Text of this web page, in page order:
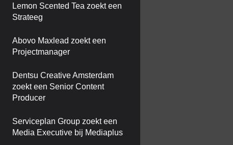
Lemon Scented Tea zoekt een
Strateeg
Abovo Maxlead zoekt een
Projectmanager
Dentsu Creative Amsterdam
zoekt een Senior Content
Producer
Serviceplan Group zoekt een
Media Executive bij Mediaplus